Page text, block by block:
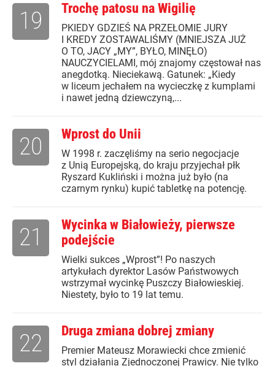
Trochę patosu na Wigilię
PKIEDY GDZIEŚ NA PRZEŁOMIE JURY
I KREDY ZOSTAWALIŚMY (MNIEJSZA JUŻ
O TO, JACY „MY”, BYŁO, MINĘŁO)
NAUCZYCIELAMI, mój znajomy częstował nas
anegdotką. Nieciekawą. Gatunek: „Kiedy
w liceum jechałem na wycieczkę z kumplami
i nawet jedną dziewczyną,...
19
Wprost do Unii
W 1998 r. zaczęliśmy na serio negocjacje
z Unią Europejską, do kraju przyjechał płk
Ryszard Kukliński i można już było (na
czarnym rynku) kupić tabletkę na potencję.
20
Wycinka w Białowieży, pierwsze
podejście
Wielki sukces „Wprost”! Po naszych
artykułach dyrektor Lasów Państwowych
wstrzymał wycinkę Puszczy Białowieskiej.
Niestety, było to 19 lat temu.
21
Druga zmiana dobrej zmiany
Premier Mateusz Morawiecki chce zmienić
styl działania Zjednoczonej Prawicy. Nie tylko
22